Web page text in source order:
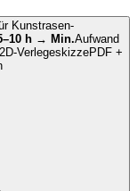
Kunstrasen-
h → Min.Aufwand
2D-VerlegeskizzePDF +